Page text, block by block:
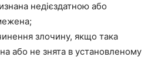
недієздатною або
злочину, якщо така
або не знята в установленому